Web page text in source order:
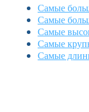
Самые
Самые
Самые
Самые
Самые